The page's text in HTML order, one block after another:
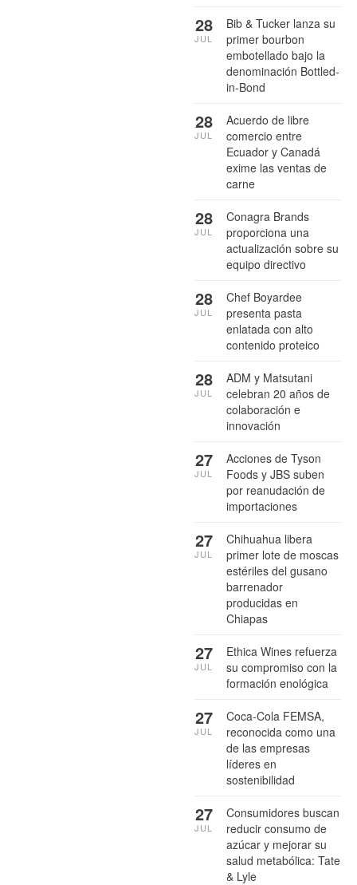
Bib & Tucker lanza su
primer bourbon
embotellado bajo la
denominación Bottled-
in-Bond
28
JUL
Acuerdo de libre
comercio entre
Ecuador y Canadá
exime las ventas de
carne
28
JUL
Conagra Brands
proporciona una
actualización sobre su
equipo directivo
28
JUL
Chef Boyardee
presenta pasta
enlatada con alto
contenido proteico
28
JUL
ADM y Matsutani
celebran 20 años de
colaboración e
innovación
28
JUL
Acciones de Tyson
Foods y JBS suben
por reanudación de
importaciones
27
JUL
Chihuahua libera
primer lote de moscas
estériles del gusano
barrenador
producidas en
Chiapas
27
JUL
Ethica Wines refuerza
su compromiso con la
formación enológica
27
JUL
Coca-Cola FEMSA,
reconocida como una
de las empresas
líderes en
sostenibilidad
27
JUL
Consumidores buscan
reducir consumo de
azúcar y mejorar su
salud metabólica: Tate
& Lyle
27
JUL